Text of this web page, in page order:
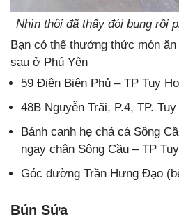
Nhìn thôi đã thấy đói bụng rồi
Bạn có thể thưởng thức món
sau ở Phú Yên
59 Điện Biên Phủ – TP Tuy
48B Nguyễn Trãi, P.4, TP.
Bánh canh hẹ chả cá Sông
ngay chân Sông Cầu – TP
Góc đường Trần Hưng Đạo
Bún Sứa